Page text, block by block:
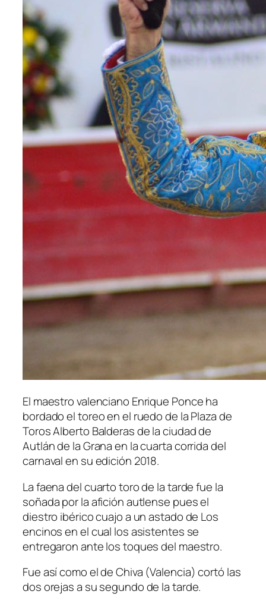
El maestro valenciano Enrique Ponce ha
bordado el toreo en el ruedo de la Plaza de
Toros Alberto Balderas de la ciudad de
Autlán de la Grana en la cuarta corrida del
carnaval en su edición 2018.
La faena del cuarto toro de la tarde fue la
soñada por la afición autlense pues el
diestro ibérico cuajo a un astado de Los
encinos en el cual los asistentes se
entregaron ante los toques del maestro.
Fue así como el de Chiva (Valencia) cortó las
dos orejas a su segundo de la tarde.